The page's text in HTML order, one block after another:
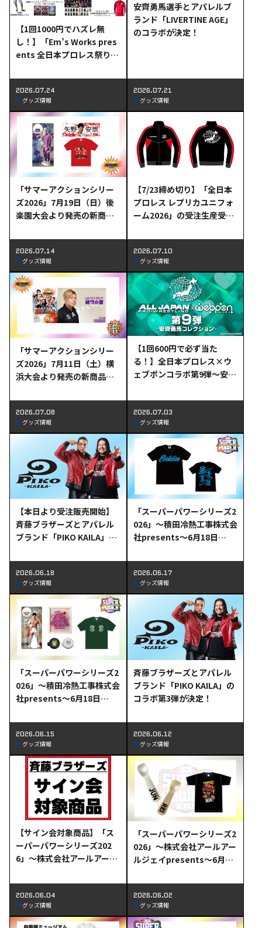
【1回1000円でハズレ無
し！】「Em’s Works pres
ents 全日本プロレス祭り20
にて開催の全日本プロレス
夏祭りくじ景品が決定！
2026.07.24
グッズ情報
安齊勇馬選手とアパレルブ
ランド「LIVERTINE AGE」
のコラボが決定！
2026.07.21
グッズ情報
「サマーアクションシリー
ズ2026」7月19日（日）後
楽園大会より発売の新商品
2026.07.14
グッズ情報
【7/23締め切り】「全日本
プロレス レプリカユニフォ
ーム2026」の受注生産受付
2026.07.10
グッズ情報
「サマーアクションシリー
ズ2026」7月11日（土）横
浜大会より発売の新商品情
2026.07.08
グッズ情報
【1回600円で必ず当た
る！】全日本プロレス×ウ
ェブポンコラボ第9弾～安齊
が決定！
2026.07.03
グッズ情報
【本日より受注販売開始】
斉藤ブラザーズとアパレル
ブランド「PIKO KAILA」の
（木）12:00から完全受注販
売！
2026.06.18
グッズ情報
「スーパーパワーシリーズ2
026」～積田冷熱工事株式会
社presents～6月18日
発売の新商品情報 第2弾
2026.06.17
グッズ情報
「スーパーパワーシリーズ2
026」～積田冷熱工事株式会
社presents～6月18日
の新商品情報
2026.06.15
グッズ情報
斉藤ブラザーズとアパレル
ブランド「PIKO KAILA」の
コラボ第3弾が決定！
2026.06.12
グッズ情報
【サイン会対象商品】「ス
ーパーパワーシリーズ202
6」～株式会社アールアール
（土）角田大会全試合後 斉
藤ブラザーズ サイン会対象
商品情報
2026.06.04
グッズ情報
「スーパーパワーシリーズ2
026」～株式会社アールアー
ルジェイpresents～6月6
の新商品情報
2026.06.02
グッズ情報